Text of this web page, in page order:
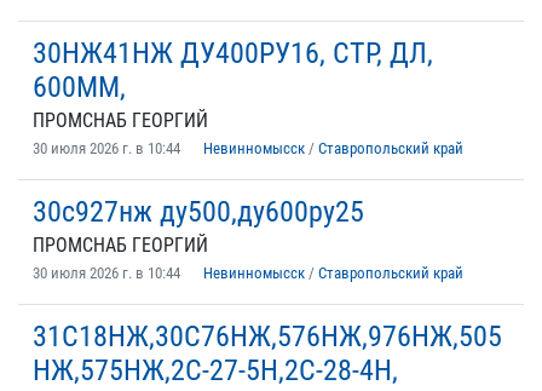
30НЖ41НЖ ДУ400РУ16, СТР, ДЛ,
600ММ,
ПРОМСНАБ ГЕОРГИЙ
30 июля 2026 г. в 10:44 Невинномысск / Ставропольский край
30с927нж ду500,ду600ру25
ПРОМСНАБ ГЕОРГИЙ
30 июля 2026 г. в 10:44 Невинномысск / Ставропольский край
31С18НЖ,30С76НЖ,576НЖ,976НЖ,505
НЖ,575НЖ,2С-27-5Н,2С-28-4Н,